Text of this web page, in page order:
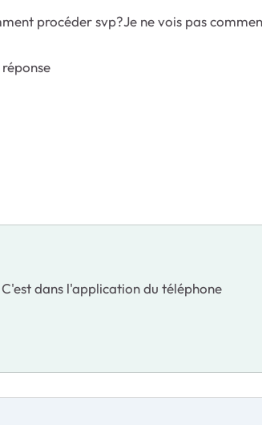
procéder svp?Je ne vois pas
dans l'application du téléphone